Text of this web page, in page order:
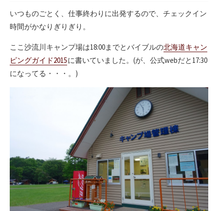
いつものごとく、仕事終わりに出発するので、チェックイン
時間がかなりぎりぎり。
ここ沙流川キャンプ場は18:00までとバイブルの北海道キャン
ピングガイド2015に書いていました。(が、公式webだと17:30
になってる・・・。)